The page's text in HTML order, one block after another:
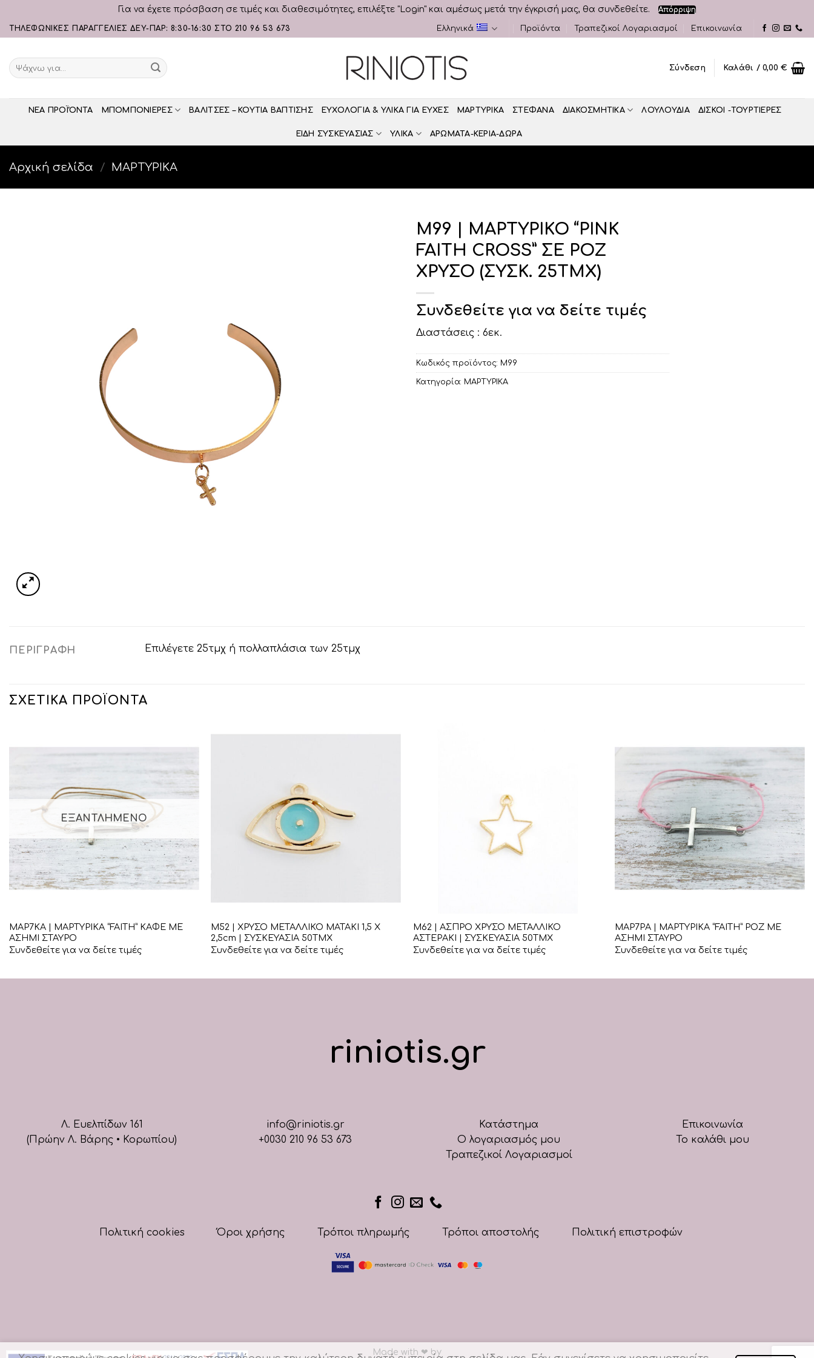
Για να έχετε πρόσβαση σε τιμές και διαθεσιμότητες, επιλέξτε "Login" και αμέσως μετά την έγκρισή μας, θα συνδεθείτε. Απόρριψη
Skip
to
content
ΤΗΛΕΦΩΝΙΚΕΣ ΠΑΡΑΓΓΕΛΙΕΣ ΔΕΥ-ΠΑΡ: 8:30-16:30 ΣΤΟ 210 96 53 673 Ελληνικά Προϊόντα Τραπεζικοί Λογαριασμοί Επικοινωνία
Αναζήτηση
για:
Σύνδεση Καλάθι /0,00€
ΝΕΑ ΠΡΟΪΌΝΤΑ ΜΠΟΜΠΟΝΙΕΡΕΣ ΒΑΛΙΤΣΕΣ – ΚΟΥΤΙΑ ΒΑΠΤΙΣΗΣ ΕΥΧΟΛΟΓΙΑ & ΥΛΙΚΑ ΓΙΑ ΕΥΧΕΣ ΜΑΡΤΥΡΙΚΑ ΣΤΕΦΑΝΑ ΔΙΑΚΟΣΜΗΤΙΚA ΛΟΥΛΟΥΔΙΑ ΔΙΣΚΟΙ -ΤΟΥΡΤΙΕΡΕΣ
ΕΙΔΗ ΣΥΣΚΕΥΑΣΙΑΣ ΥΛΙΚΑ ΑΡΩΜΑΤΑ-ΚΕΡΙΑ-ΔΩΡΑ
Αρχική σελίδα / ΜΑΡΤΥΡΙΚΑ
Μ99 | ΜΑΡΤΥΡΙΚΟ “PINK
FAITH CROSS” ΣΕ ΡΟΖ
ΧΡΥΣΟ (ΣΥΣΚ. 25ΤΜΧ)
Συνδεθείτε για να δείτε τιμές
Διαστάσεις : 6εκ.
Κωδικός προϊόντος: Μ99
Κατηγορία: ΜΑΡΤΥΡΙΚΑ
ΠΕΡΙΓΡΑΦΉ Επιλέγετε 25τμχ ή πολλαπλάσια των 25τμχ
ΣΧΕΤΙΚΆ ΠΡΟΪΌΝΤΑ
ΕΞΑΝΤΛΗΜΈΝΟ
ΜΑΡ7ΚΑ | ΜΑΡΤΥΡΙΚΑ “FAITH” ΚΑΦΕ ΜΕ
ΑΣΗΜΙ ΣΤΑΥΡΟ
Συνδεθείτε για να δείτε τιμές
+
Μ52 | ΧΡΥΣΟ ΜΕΤΑΛΛΙΚΟ ΜΑΤΑΚΙ 1,5 Χ
2,5cm | ΣΥΣΚΕΥΑΣΙΑ 50ΤΜΧ
Συνδεθείτε για να δείτε τιμές
Μ62 | ΑΣΠΡΟ ΧΡΥΣΟ ΜΕΤΑΛΛΙΚΟ
ΑΣΤΕΡΑΚΙ | ΣΥΣΚΕΥΑΣΙΑ 50ΤΜΧ
Συνδεθείτε για να δείτε τιμές
ΜΑΡ7ΡΑ | ΜΑΡΤΥΡΙΚΑ “FAITH” ΡΟΖ ΜΕ
ΑΣΗΜΙ ΣΤΑΥΡΟ
Συνδεθείτε για να δείτε τιμές
riniotis.gr
Λ. Ευελπίδων 161
(Πρώην Λ. Βάρης • Κορωπίου)
info@riniotis.gr
+0030 210 96 53 673
Κατάστημα
Ο λογαριασμός μου
Τραπεζικοί Λογαριασμοί
Επικοινωνία
Το καλάθι μου
Πολιτική cookies Όροι χρήσης Τρόποι πληρωμής Τρόποι αποστολής Πολιτική επιστροφών
Made with ❤ by